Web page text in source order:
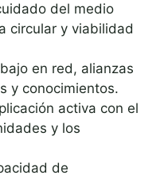
del medio
circular y viabilidad
en red, alianzas
y conocimientos.
activa con el
y los
de